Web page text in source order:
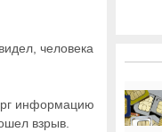
человека
информацию
взрыв.